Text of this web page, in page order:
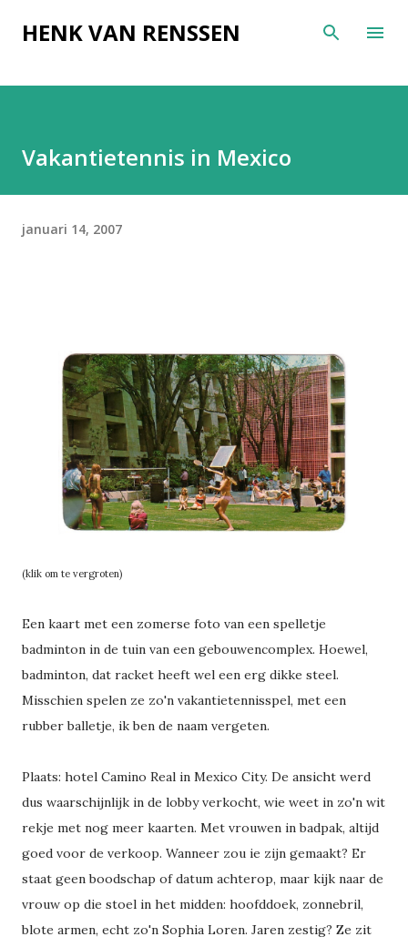
Doorgaan naar hoofdcontent
HENK VAN RENSSEN
Vakantietennis in Mexico
januari 14, 2007
(klik om te vergroten)
Een kaart met een zomerse foto van een spelletje
badminton in de tuin van een gebouwencomplex. Hoewel,
badminton, dat racket heeft wel een erg dikke steel.
Misschien spelen ze zo'n vakantietennisspel, met een
rubber balletje, ik ben de naam vergeten.
Plaats: hotel Camino Real in Mexico City. De ansicht werd
dus waarschijnlijk in de lobby verkocht, wie weet in zo'n wit
rekje met nog meer kaarten. Met vrouwen in badpak, altijd
goed voor de verkoop. Wanneer zou ie zijn gemaakt? Er
staat geen boodschap of datum achterop, maar kijk naar de
vrouw op die stoel in het midden: hoofddoek, zonnebril,
blote armen, echt zo'n Sophia Loren. Jaren zestig? Ze zit